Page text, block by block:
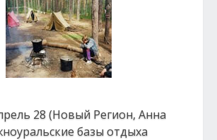
28 (Новый Регион, Анна
базы отдыха